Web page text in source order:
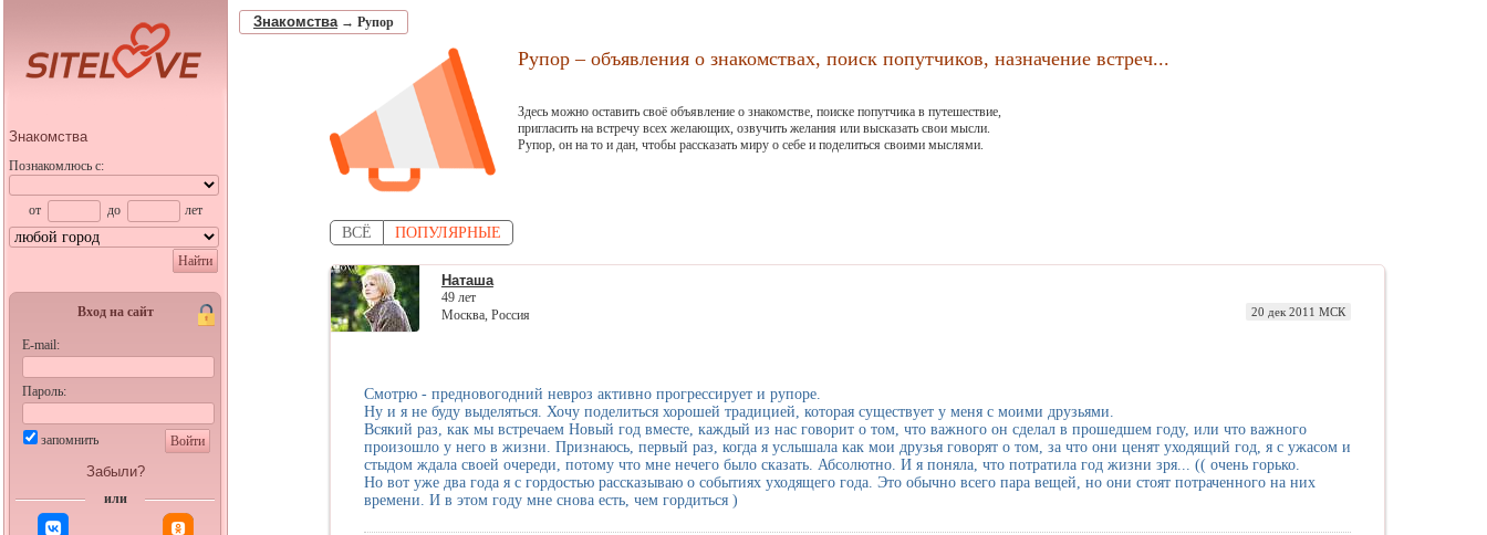
Знакомства
Познакомлюсь с:
от до лет
Найти
Вход на сайт
E-mail:
Пароль:
запомнить Войти
Забыли?
или
Знакомства→ Рупор
Рупор – объявления о знакомствах, поиск попутчиков, назначение встреч...
Здесь можно оставить своё объявление о знакомстве, поиске попутчика в путешествие,
пригласить на встречу всех желающих, озвучить желания или высказать свои мысли.
Рупор, он на то и дан, чтобы рассказать миру о себе и поделиться своими мыслями.
ВСЁ ПОПУЛЯРНЫЕ
Наташа
49 лет
Москва, Россия
20 дек 2011 МСК
Смотрю - предновогодний невроз активно прогрессирует и рупоре.
Ну и я не буду выделяться. Хочу поделиться хорошей традицией, которая существует у меня с моими друзьями.
Всякий раз, как мы встречаем Новый год вместе, каждый из нас говорит о том, что важного он сделал в прошедшем году, или что важного
произошло у него в жизни. Признаюсь, первый раз, когда я услышала как мои друзья говорят о том, за что они ценят уходящий год, я с ужасом и
стыдом ждала своей очереди, потому что мне нечего было сказать. Абсолютно. И я поняла, что потратила год жизни зря... (( очень горько.
Но вот уже два года я с гордостью рассказываю о событиях уходящего года. Это обычно всего пара вещей, но они стоят потраченного на них
времени. И в этом году мне снова есть, чем гордиться )